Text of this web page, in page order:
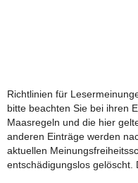
Richtlinien für
bitte beachten Sie bei ihren
Maasregeln und die hier
anderen Einträge werden
aktuellen
entschädigungslos gelöscht.